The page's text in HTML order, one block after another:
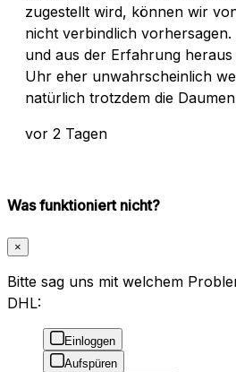
zugestellt wird, können wir
nicht verbindlich
und aus der Erfahrung
Uhr eher unwahrscheinlich
natürlich trotzdem die
vor 2 Tagen
Was funktioniert nicht?
×
Bitte sag uns mit welchem
DHL:
Einloggen
Aufspüren